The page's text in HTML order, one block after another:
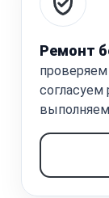
Ремонт
согласуем